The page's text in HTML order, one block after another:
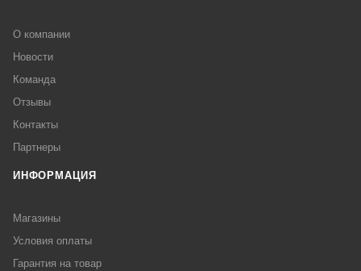
О компании
Новости
Команда
Отзывы
Контакты
Партнеры
ИНФОРМАЦИЯ
Магазины
Условия оплаты
Гарантия на товар